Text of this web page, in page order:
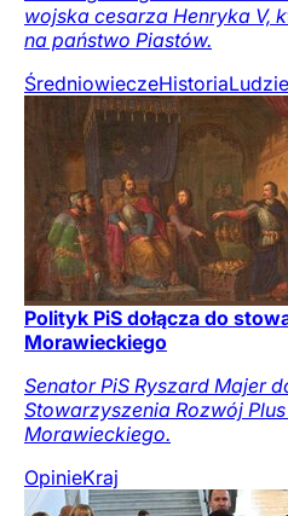
wojska cesarza Henryka V,
na państwo Piastów.
ŚredniowieczeHistoriaLudzie
Polityk PiS dołącza do
Morawieckiego
Senator PiS Ryszard Majer
Stowarzyszenia Rozwój
Morawieckiego.
OpinieKraj